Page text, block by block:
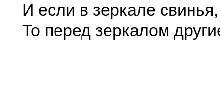
И если в зеркале свинья,
То перед зеркалом